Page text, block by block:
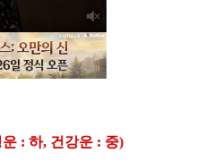
: 하, 건강운 : 중)